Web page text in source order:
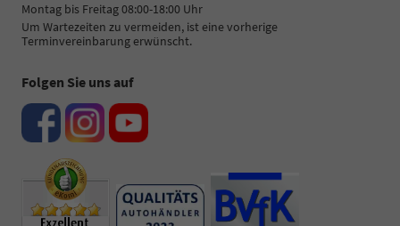
Montag bis Freitag 08:00-18:00 Uhr
Um Wartezeiten zu vermeiden, ist eine vorherige
Terminvereinbarung erwünscht.
Folgen Sie uns auf